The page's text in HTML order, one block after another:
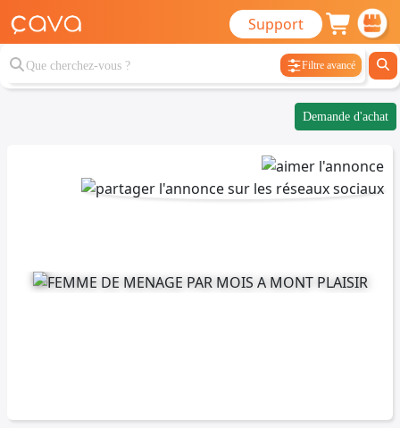
Support
Filtre avancé
Demande d'achat